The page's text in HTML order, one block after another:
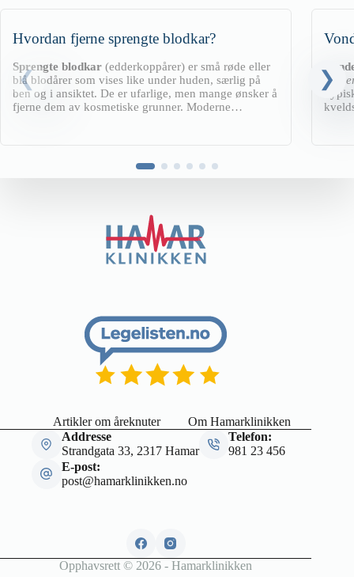
Hvordan fjerne sprengte blodkar?
Sprengte blodkar (edderkoppårer) er små røde eller
blå blodårer som vises like under huden, særlig på
ben og i ansiktet. De er ufarlige, men mange ønsker å
fjerne dem av kosmetiske grunner. Moderne
Artikler om åreknuter
Om Hamarklinikken
Addresse
Strandgata 33, 2317 Hamar
Telefon:
981 23 456
E-post:
post@hamarklinikken.no
Opphavsrett © 2026 - Hamarklinikken